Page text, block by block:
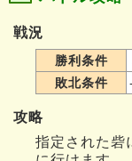
戦況
勝利条件
敗北条件
-
攻略
指定された砦